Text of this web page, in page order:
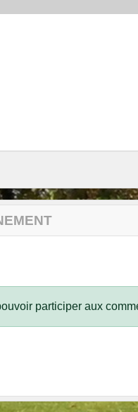
participer aux